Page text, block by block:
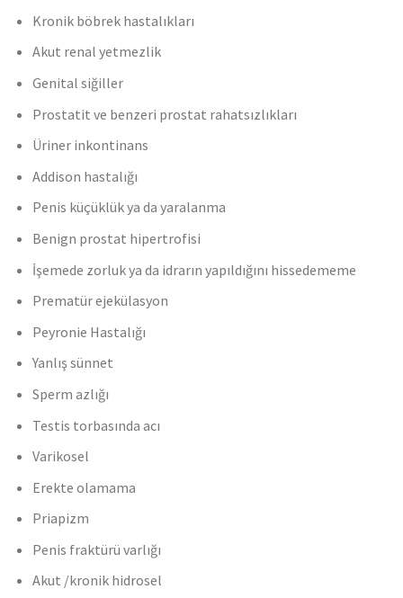
Kronik böbrek hastalıkları
Akut renal yetmezlik
Genital siğiller
Prostatit ve benzeri prostat rahatsızlıkları
Üriner inkontinans
Addison hastalığı
Penis küçüklük ya da yaralanma
Benign prostat hipertrofisi
İşemede zorluk ya da idrarın yapıldığını hissedememe
Prematür ejekülasyon
Peyronie Hastalığı
Yanlış sünnet
Sperm azlığı
Testis torbasında acı
Varikosel
Erekte olamama
Priapizm
Penis fraktürü varlığı
Akut /kronik hidrosel